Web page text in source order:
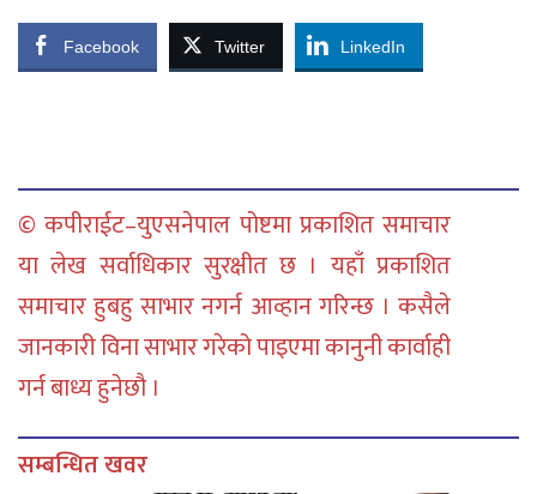
Facebook Twitter LinkedIn
© कपीराईट–युएसनेपाल पोष्टमा प्रकाशित समाचार
या लेख सर्वाधिकार सुरक्षीत छ । यहाँ प्रकाशित
समाचार हुबहु साभार नगर्न आव्हान गरिन्छ । कसैले
जानकारी विना साभार गरेको पाइएमा कानुनी कार्वाही
गर्न बाध्य हुनेछौ ।
सम्बन्धित खवर